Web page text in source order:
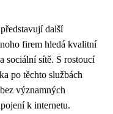
představují další
firem hledá kvalitní
sociální sítě. S rostoucí
po těchto službách
významných
k internetu.